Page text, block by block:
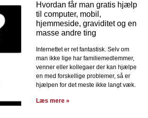
Hvordan får man gratis hjælp
til computer, mobil,
hjemmeside, graviditet og en
masse andre ting
Internettet er ret fantastisk. Selv om
man ikke lige har familiemedlemmer,
venner eller kollegaer der kan hjælpe
en med forskellige problemer, så er
hjælpen for det meste ikke langt væk.
Læs mere »